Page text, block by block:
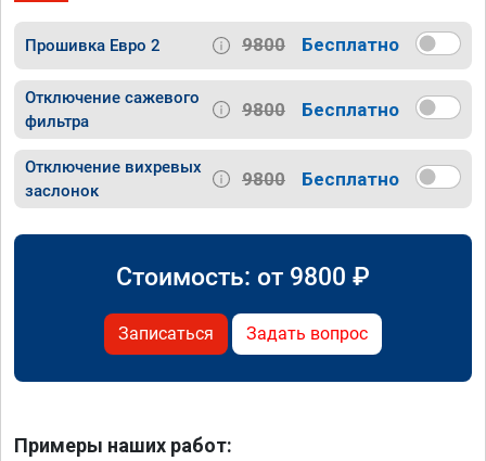
Прошивка Евро 2 9800 Бесплатно
Отключение сажевого
фильтра
9800 Бесплатно
Отключение вихревых
заслонок
9800 Бесплатно
Стоимость: от 9800 ₽
Записаться Задать вопрос
Примеры наших работ: